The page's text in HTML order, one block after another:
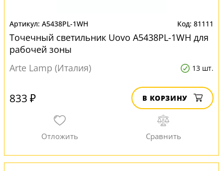
A5438PL-1WH 81111
Точечный светильник Uovo A5438PL-1WH для
рабочей зоны
Arte Lamp (Италия)
13 шт.
833 ₽ В КОРЗИНУ